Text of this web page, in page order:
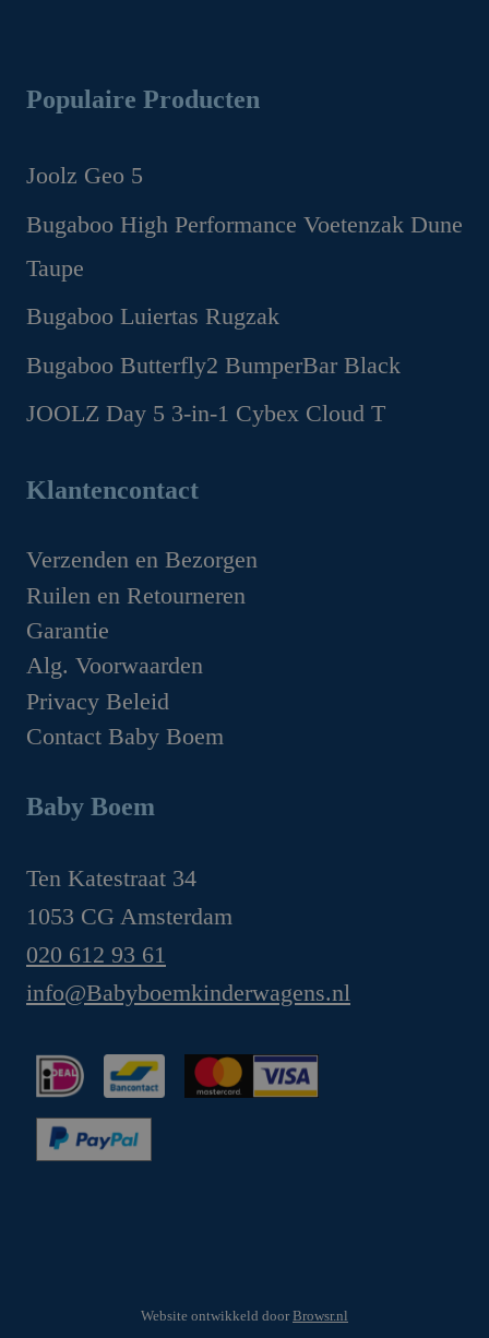
Populaire Producten
Joolz Geo 5
Oorspronkelijke
prijs
was:
€1,299.00.
Huidige
prijs
is:
€1,169.00.
Bugaboo High Performance Voetenzak Dune
Taupe
Oorspronkelijke
prijs
was:
Huidige
prijs
is:
Bugaboo Luiertas Rugzak
Oorspronkelijke
prijs
was:
Huidige
prijs
is:
Bugaboo Butterfly2 BumperBar Black
Oorspronkelijke
€49.95.
Huidige
€44.95.
JOOLZ Day 5 3-in-1 Cybex Cloud T
prijs
prijs
Klantencontact
Verzenden en Bezorgen
Ruilen en Retourneren
Garantie
Alg. Voorwaarden
Privacy Beleid
Contact Baby Boem
Baby Boem
Ten Katestraat 34
1053 CG Amsterdam
020 612 93 61
info@Babyboemkinderwagens.nl
Website ontwikkeld doorBrowsr.nl